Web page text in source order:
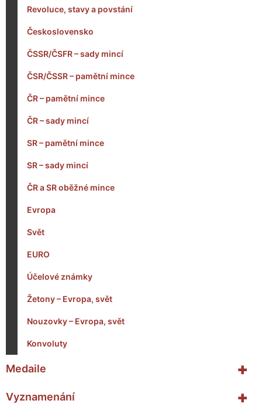
Revoluce, stavy a povstání
Československo
ČSSR/ČSFR – sady mincí
ČSR/ČSSR – pamětní mince
ČR – pamětní mince
ČR – sady mincí
SR – pamětní mince
SR – sady mincí
ČR a SR oběžné mince
Evropa
Svět
EURO
Účelové známky
Žetony – Evropa, svět
Nouzovky – Evropa, svět
Konvoluty
+
Medaile
+
Vyznamenání